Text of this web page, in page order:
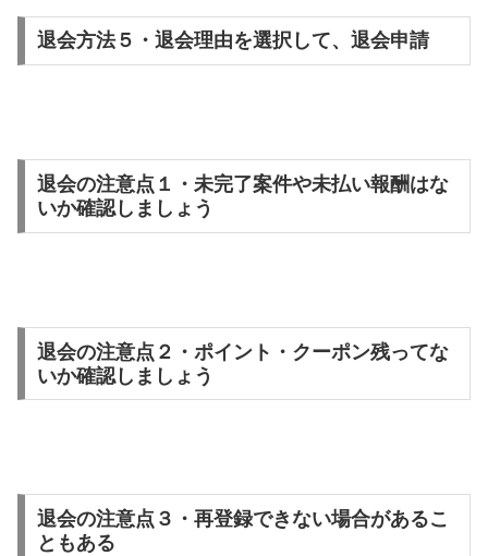
退会方法５・退会理由を選択して、退会申請
退会の注意点１・未完了案件や未払い報酬はな
いか確認しましょう
退会の注意点２・ポイント・クーポン残ってな
いか確認しましょう
退会の注意点３・再登録できない場合があるこ
ともある